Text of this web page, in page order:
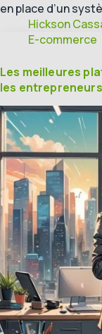
en place d’un
Hickson
E-commerce
Les meilleures
les entrepreneurs